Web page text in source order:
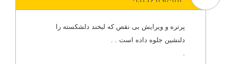
پرتره و ویرایش بی نقص که لبخند دلشکسته را
دلنشین جلوه داده است . .